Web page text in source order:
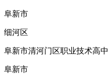
阜新市
细河区
阜新市清河门区职业技术高中
阜新市